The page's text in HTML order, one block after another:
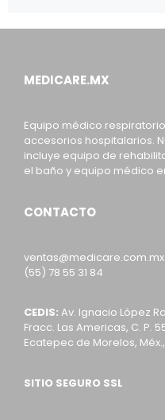
MEDICARE.MX
Equipo médico
accesorios hospitalarios.
incluye equipo de
el baño y equipo médico
CONTACTO
ventas@medicare.com.mx
(55) 78 55 31 84
CEDIS: Av. Ignacio López
Fracc. Las Americas, C. P.
Ecatepec de Morelos,
SITIO SEGURO SSL